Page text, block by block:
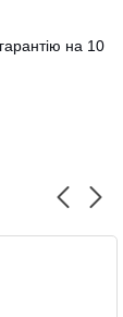
на 10
OK